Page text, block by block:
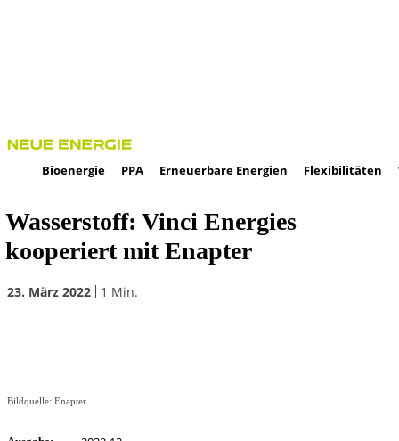
Bioenergie PPA Erneuerbare Energien Flexibilitäten
Wasserstoff: Vinci Energies
kooperiert mit Enapter
23. März 2022 1 Min.
Bildquelle: Enapter